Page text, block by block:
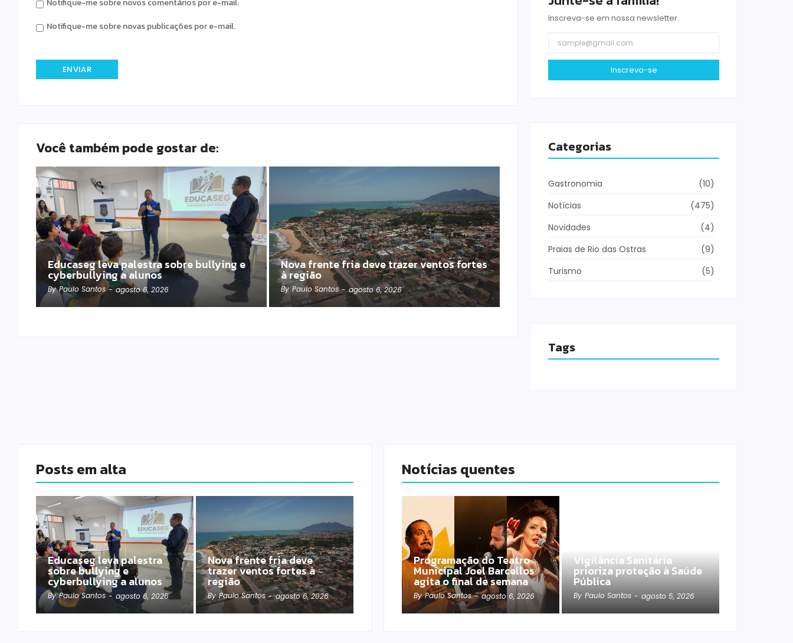
Notifique-me sobre novas publicações por e-mail.
Você também pode gostar de:
Educaseg leva palestra sobre bullying e
cyberbullying a alunos
By Paulo Santos - agosto 6, 2026
Nova frente fria deve trazer ventos fortes
à região
By Paulo Santos - agosto 6, 2026
Inscreva-se em nossa newsletter.
Inscreva-se
Categorias
Gastronomia
(10)
Notícias
(475)
Novidades
(4)
Praias de Rio das Ostras
(9)
Turismo
(5)
Tags
Posts em alta
Educaseg leva palestra
sobre bullying e
cyberbullying a alunos
By Paulo Santos - agosto 6, 2026
Nova frente fria deve
trazer ventos fortes à
região
By Paulo Santos - agosto 6, 2026
Notícias quentes
Programação do Teatro
Municipal Joel Barcellos
agita o final de semana
By Paulo Santos - agosto 6, 2026
Vigilância Sanitária
prioriza proteção à Saúde
Pública
By Paulo Santos - agosto 5, 2026